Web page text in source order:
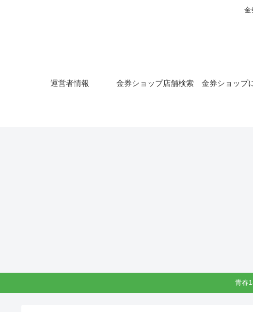
金
運営者情報 金券ショップ店舗検索 金券ショップ
青春